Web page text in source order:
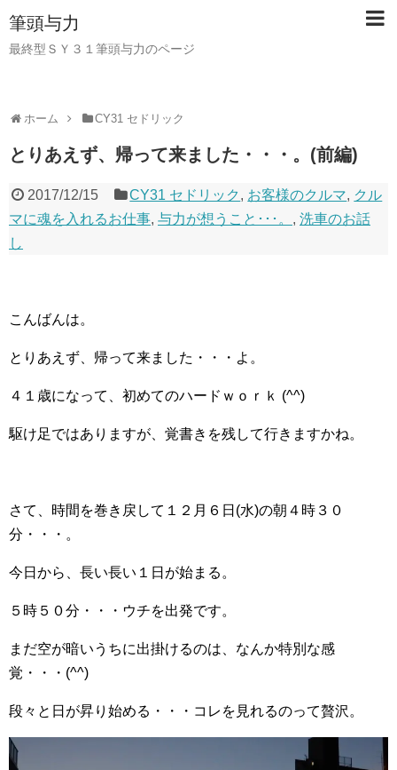
筆頭与力
最終型ＳＹ３１筆頭与力のページ
ホーム CY31 セドリック
とりあえず、帰って来ました・・・。(前編)
2017/12/15 CY31 セドリック , お客様のクルマ, クル
マに魂を入れるお仕事, 与力が想うこと･･･。 , 洗車のお話
し
こんばんは。
とりあえず、帰って来ました・・・よ。
４１歳になって、初めてのハードｗｏｒｋ (^^)
駆け足ではありますが、覚書きを残して行きますかね。
さて、時間を巻き戻して１２月６日(水)の朝４時３０
分・・・。
今日から、長い長い１日が始まる。
５時５０分・・・ウチを出発です。
まだ空が暗いうちに出掛けるのは、なんか特別な感
覚・・・(^^)
段々と日が昇り始める・・・コレを見れるのって贅沢。